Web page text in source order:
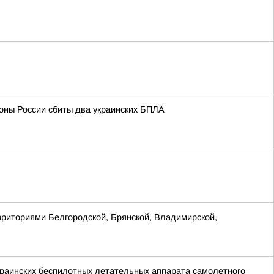
России сбиты два украинских БПЛА
Белгородской, Брянской, Владимирской,
беспилотных летательных аппарата самолетного